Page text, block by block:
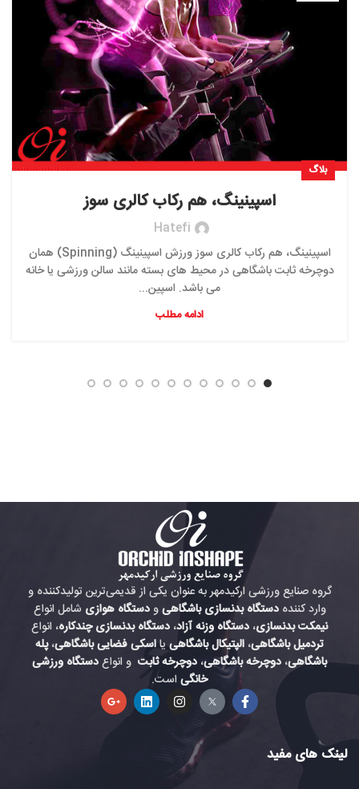
بلاگ
اسپینینگ، هم رکاب کالری سوز
Hatefi
اسپینینگ، هم رکاب کالری سوز ورزش اسپینینگ (Spinning) همان
دوچرخه ثابت باشگاهی در محیط های بسته مانند سالن ورزشی یا خانه
می باشد. اسپین...
ادامه مطلب
گروه صنایع ورزشی ارکیدمهر به عنوان یکی از قدیمی‌ترین تولیدکننده و
وارد کنندهدستگاه بدنسازی باشگاهیودستگاه هوازی شامل انواع
نیمکت بدنسازی، دستگاه وزنه آزاد، دستگاه بدنسازی چندکاره، انواع
تردمیل باشگاهی، الپتیکال باشگاهی یااسکی فضایی باشگاهی،پله
باشگاهی، دوچرخه باشگاهی، دوچرخه ثابت و انواعدستگاه ورزشی
خانگیاست.
لینک های مفید